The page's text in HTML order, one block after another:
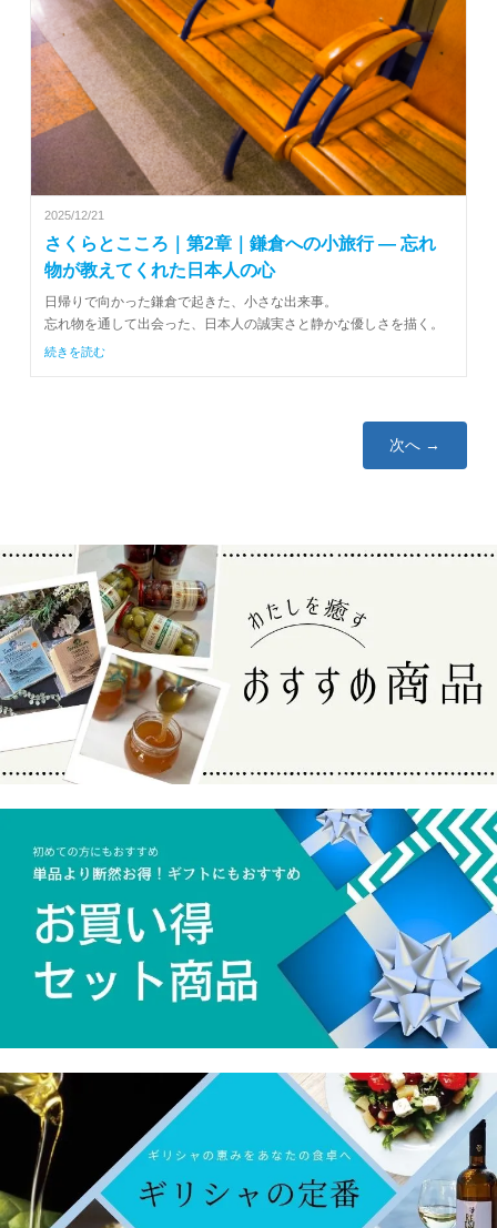
2025/12/21
さくらとこころ｜第2章｜鎌倉への小旅行 ― 忘れ
物が教えてくれた日本人の心
日帰りで向かった鎌倉で起きた、小さな出来事。
忘れ物を通して出会った、日本人の誠実さと静かな優しさを描く。
続きを読む
次へ →